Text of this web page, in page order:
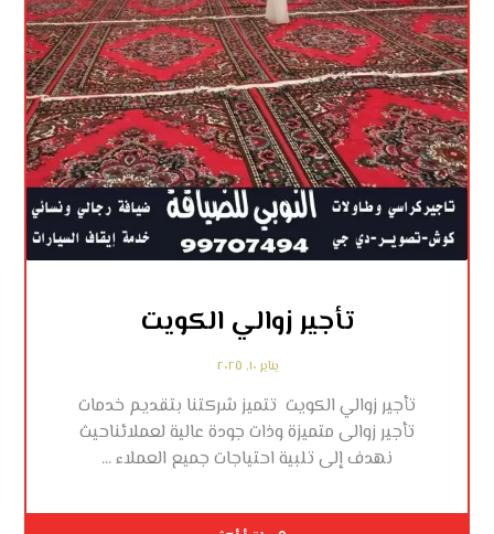
تأجير زوالي الكويت
يناير ١٠, ٢٠٢٥
تأجير زوالي الكويت تتميز شركتنا بتقديم خدمات
تأجير زوالى متميزة وذات جودة عالية لعملائناحيث
نهدف إلى تلبية احتياجات جميع العملاء ...